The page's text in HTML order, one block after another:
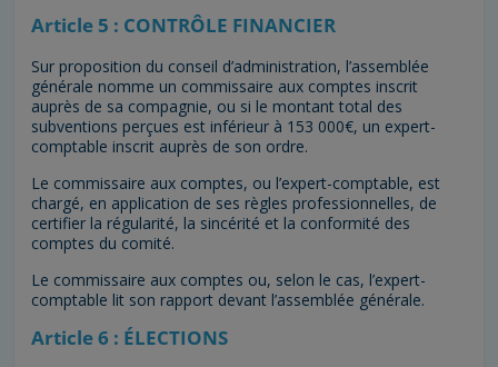
Article 5 : CONTRÔLE FINANCIER
Sur proposition du conseil d’administration, l’assemblée
générale nomme un commissaire aux comptes inscrit
auprès de sa compagnie, ou si le montant total des
subventions perçues est inférieur à 153 000€, un expert-
comptable inscrit auprès de son ordre.
Le commissaire aux comptes, ou l’expert-comptable, est
chargé, en application de ses règles professionnelles, de
certifier la régularité, la sincérité et la conformité des
comptes du comité.
Le commissaire aux comptes ou, selon le cas, l’expert-
comptable lit son rapport devant l’assemblée générale.
Article 6 : ÉLECTIONS